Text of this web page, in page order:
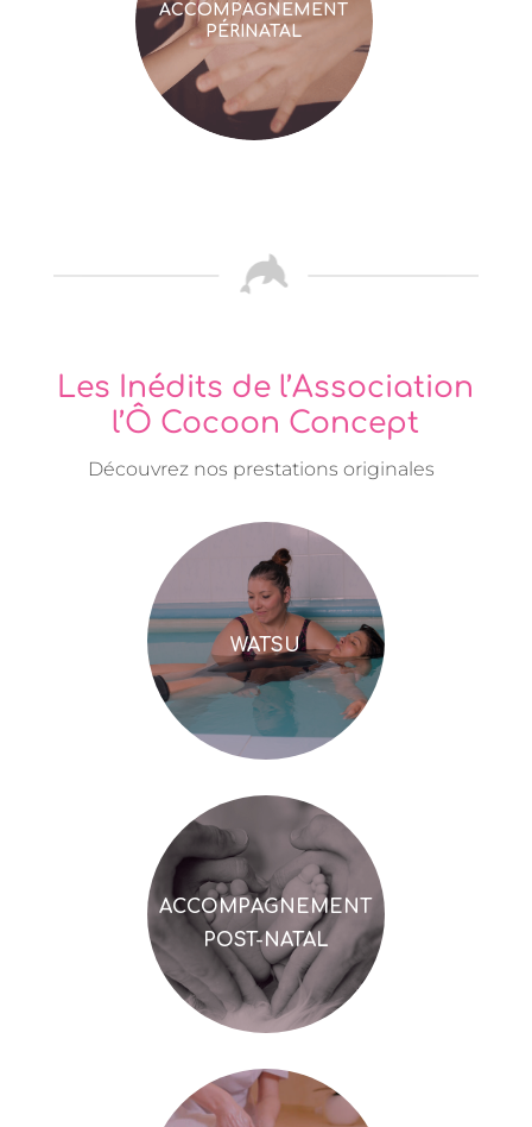
ACCOMPAGNEMENT
PÉRINATAL
Les Inédits de l’Association
l’Ô Cocoon Concept
Découvrez nos prestations originales
WATSU
ACCOMPAGNEMENT
POST-NATAL